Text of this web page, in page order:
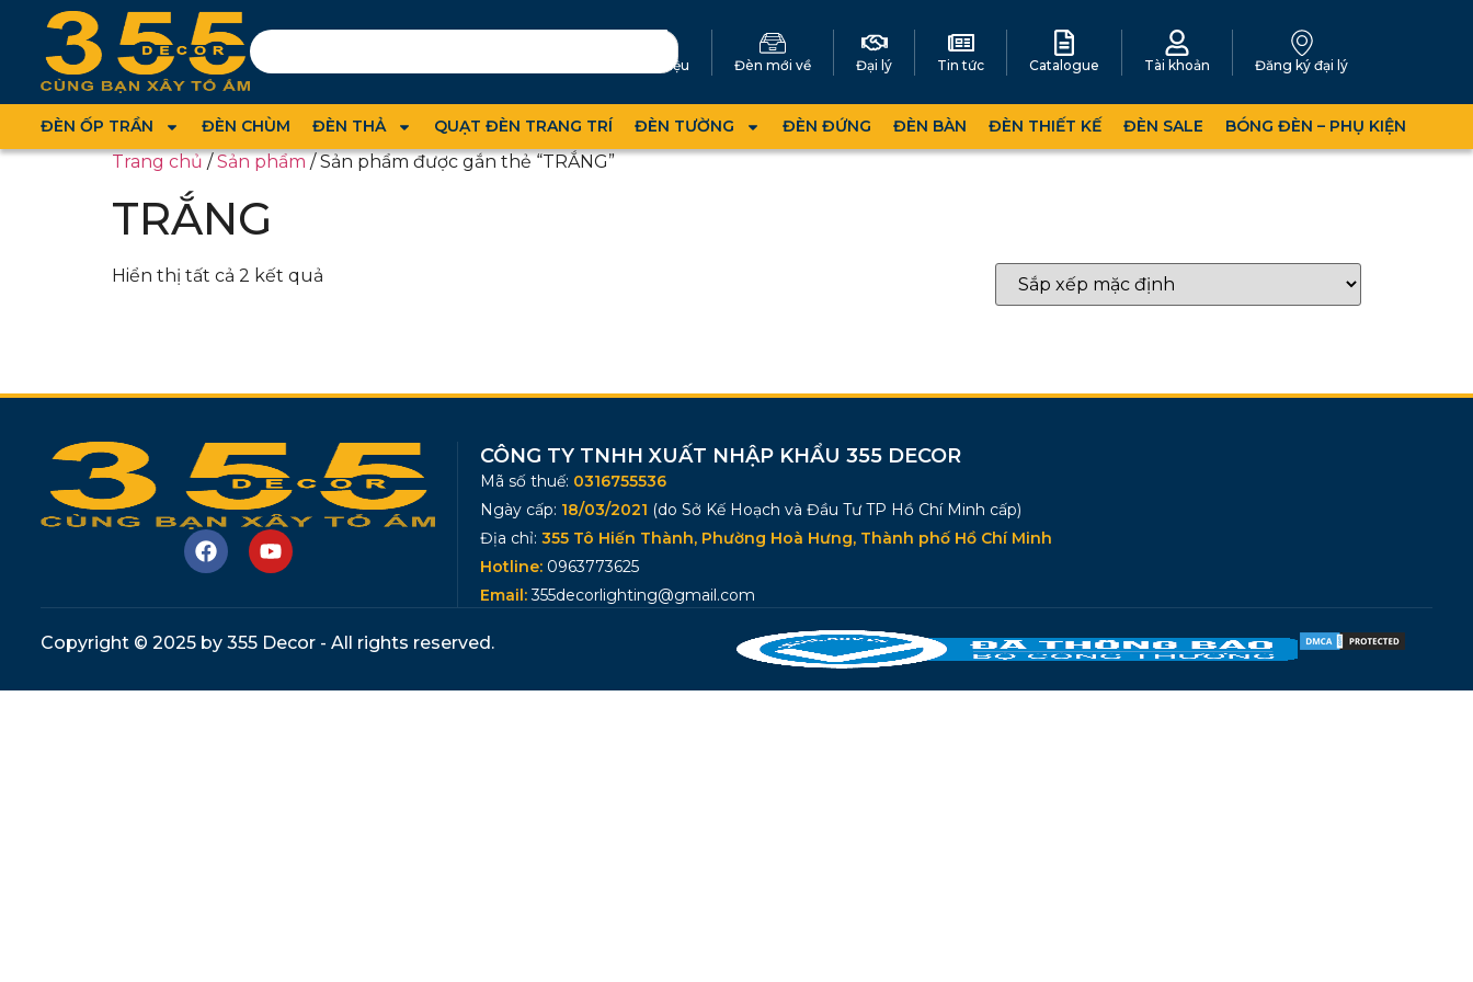
Giới thiệu Đèn mới về Đại lý Tin tức Catalogue Tài khoản Đăng ký đại lý
ĐÈN ỐP TRẦN ĐÈN CHÙM ĐÈN THẢ QUẠT ĐÈN TRANG TRÍ ĐÈN TƯỜNG ĐÈN ĐỨNG ĐÈN BÀN ĐÈN THIẾT KẾ ĐÈN SALE BÓNG ĐÈN – PHỤ KIỆN
Trang chủ/Sản phẩm/ Sản phẩm được gắn thẻ “TRẮNG”
TRẮNG
Hiển thị tất cả 2 kết quả
CÔNG TY TNHH XUẤT NHẬP KHẨU 355 DECOR
Mã số thuế: 0316755536
Ngày cấp: 18/03/2021 (do Sở Kế Hoạch và Đầu Tư TP Hồ Chí Minh cấp)
Địa chỉ: 355 Tô Hiến Thành, Phường Hoà Hưng, Thành phố Hồ Chí Minh
Hotline: 0963773625
Email:355decorlighting@gmail.com
Copyright © 2025 by 355 Decor - All rights reserved.